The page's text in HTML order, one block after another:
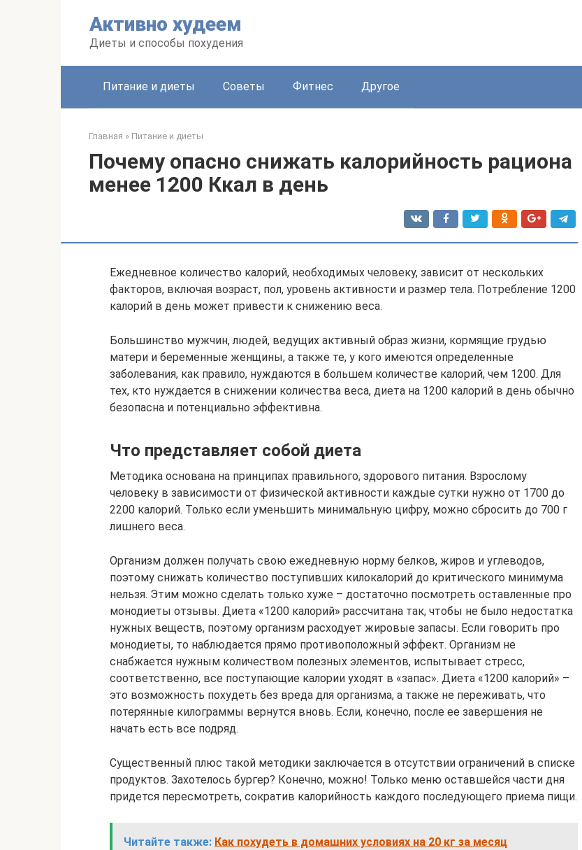
Активно худеем
Диеты и способы похудения
Питание и диеты Советы Фитнес Другое
Главная » Питание и диеты
Почему опасно снижать калорийность рациона
менее 1200 Ккал в день
Ежедневное количество калорий, необходимых человеку, зависит от нескольких
факторов, включая возраст, пол, уровень активности и размер тела. Потребление 1200
калорий в день может привести к снижению веса.
Большинство мужчин, людей, ведущих активный образ жизни, кормящие грудью
матери и беременные женщины, а также те, у кого имеются определенные
заболевания, как правило, нуждаются в большем количестве калорий, чем 1200. Для
тех, кто нуждается в снижении количества веса, диета на 1200 калорий в день обычно
безопасна и потенциально эффективна.
Что представляет собой диета
Методика основана на принципах правильного, здорового питания. Взрослому
человеку в зависимости от физической активности каждые сутки нужно от 1700 до
2200 калорий. Только если уменьшить минимальную цифру, можно сбросить до 700 г
лишнего веса.
Организм должен получать свою ежедневную норму белков, жиров и углеводов,
поэтому снижать количество поступивших килокалорий до критического минимума
нельзя. Этим можно сделать только хуже – достаточно посмотреть оставленные про
монодиеты отзывы. Диета «1200 калорий» рассчитана так, чтобы не было недостатка
нужных веществ, поэтому организм расходует жировые запасы. Если говорить про
монодиеты, то наблюдается прямо противоположный эффект. Организм не
снабжается нужным количеством полезных элементов, испытывает стресс,
соответственно, все поступающие калории уходят в «запас». Диета «1200 калорий» –
это возможность похудеть без вреда для организма, а также не переживать, что
потерянные килограммы вернутся вновь. Если, конечно, после ее завершения не
начать есть все подряд.
Существенный плюс такой методики заключается в отсутствии ограничений в списке
продуктов. Захотелось бургер? Конечно, можно! Только меню оставшейся части дня
придется пересмотреть, сократив калорийность каждого последующего приема пищи.
Читайте также: Как похудеть в домашних условиях на 20 кг за месяц